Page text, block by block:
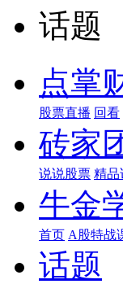
话题
点掌
股票直播 回看
砖家
说说股票 精品
牛金
首页 A股特战
话题